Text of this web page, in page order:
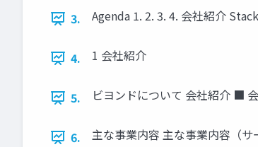
3. Agenda 1. 2. 3. 4. 会社紹介
4. 1 会社紹介
5. ビヨンドについて 会社紹介 ■
6. 主な事業内容 主な事業内容（